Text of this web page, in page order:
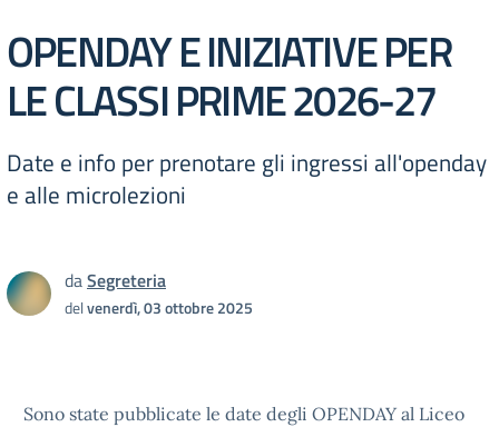
OPENDAY E INIZIATIVE PER
LE CLASSI PRIME 2026-27
Date e info per prenotare gli ingressi all'openday
e alle microlezioni
daSegreteria
delvenerdì, 03 ottobre 2025
Sono state pubblicate le date degli OPENDAY al Liceo